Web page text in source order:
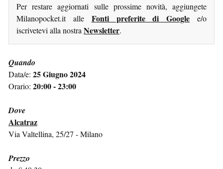
Per restare aggiornati sulle prossime novità, aggiungete
Milanopocket.it alle Fonti preferite di Google e/o
iscrivetevi alla nostra Newsletter.
Quando
Data/e: 25 Giugno 2024
Orario: 20:00 - 23:00
Dove
Alcatraz
Via Valtellina, 25/27 - Milano
Prezzo